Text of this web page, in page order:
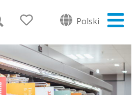
Polski